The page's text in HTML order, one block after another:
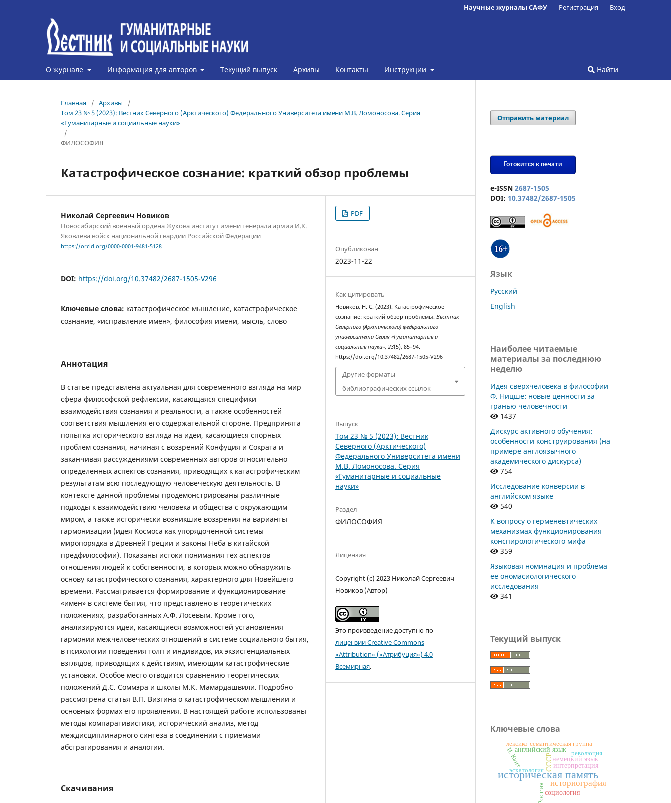
О журнале Информация для авторов Текущий выпуск Архивы Контакты Инструкции Найти
Научные журналы САФУ Регистрация Вход
Главная / Архивы
/
Том 23 № 5 (2023): Вестник Северного (Арктического) Федерального Университета имени М.В. Ломоносова. Серия
«Гуманитарные и социальные науки»
/
ФИЛОСОФИЯ
Катастрофическое сознание: краткий обзор проблемы
Николай Сергеевич Новиков
Новосибирский военный ордена Жукова институт имени генерала армии И.К.
Яковлева войск национальной гвардии Российской Федерации
https://orcid.org/0000-0001-9481-5128
DOI: https://doi.org/10.37482/2687-1505-V296
Ключевые слова: катастрофическое мышление, катастрофическое
сознание, «исправление имен», философия имени, мысль, слово
Аннотация
В статье представлена актуальная для современного взгляда на мир
сфера философской рефлексии, касающаяся специфики
взаимодействия сознания и реальности, а также особенностей
соответствия мышления его содержательной стороне. Предпринята
попытка исторического взгляда на идеи, касающиеся спорных
проблем сознания, начиная с воззрений Конфуция и Сократа и
заканчивая рассуждениями современных авторов относительно
определенных аспектов сознания, приводящих к катастрофическим
результатам всю последующую человеческую деятельность. В
контексте данной проблемы продемонстрированы различные
подходы к взаимодействию человека и общества с окружающим
миром, а также исторически возникшие воззрения на варианты
гармонизации (идея Космоса как упорядоченной системы
миропорядка в Древней Греции и законы Неба в китайской
предфилософии). Показаны истоки понимания тех аспектов
отношения людей к собственности, в которых можно обнаружить
основу катастрофического сознания, характерного для Новейшего
времени. Рассматривается формирование и функционирование
«имен» в системе бытия, что представлено в теоретических
положениях, разработанных А.Ф. Лосевым. Кроме того,
анализируются идеи, касающиеся возможностей установления
гармонии межчеловеческих отношений в системе социального бытия,
в психологии поведения толп и индивидов, их экзистенциальных
взглядов, приводящих к действиям, имеющим катастрофические
установки. Особое место отводится сравнению теоретических
положений Д.С. Соммэра и школы М.К. Мамардашвили. Подробно
рассмотрена статья В.П. Визгина о катастрофическом мышлении и
основных формах его проявления. В настоящей работе использованы
методы компаративистики, исторический анализ, метод
междисциплинарного синтеза в соединении с приемами
абстрагирования и аналогии.
Скачивания
PDF
Опубликован
2023-11-22
Как цитировать
Новиков, Н. С. (2023). Катастрофическое
сознание: краткий обзор проблемы.Вестник
Северного (Арктического) федерального
университета Серия «Гуманитарные и
социальные науки»,23(5), 85–94.
https://doi.org/10.37482/2687-1505-V296
Другие форматы
библиографических ссылок
Выпуск
Том 23 № 5 (2023): Вестник
Северного (Арктического)
Федерального Университета имени
М.В. Ломоносова. Серия
«Гуманитарные и социальные
науки»
Раздел
ФИЛОСОФИЯ
Лицензия
Copyright (c) 2023 Николай Сергеевич
Новиков (Автор)
Это произведение доступно по
лицензии Creative Commons
«Attribution» («Атрибуция») 4.0
Всемирная.
Отправить материал
Готовится к печати
e-ISSN 2687-1505
DOI: 10.37482/2687-1505
Язык
Русский
English
Наиболее читаемые
материалы за последнюю
неделю
Идея сверхчеловека в философии
Ф. Ницше: новые ценности за
гранью человечности
1437
Дискурс активного обучения:
особенности конструирования (на
примере англоязычного
академического дискурса)
754
Исследование конверсии в
английском языке
540
К вопросу о герменевтических
механизмах функционирования
конспирологического мифа
359
Языковая номинация и проблема
ее ономасиологического
исследования
341
Текущий выпуск
Ключевые слова
историческая память
историография
Россия
СССР
социология
интерпретация
английский язык
немецкий язык
эсхатология
революция
И. Кант
лексико-семантическая группа